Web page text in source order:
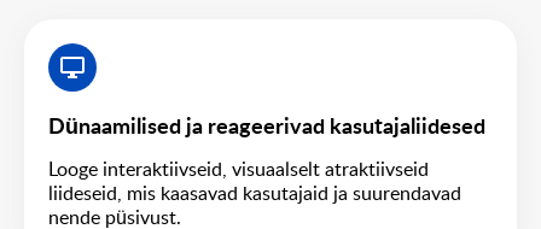
Dünaamilised ja reageerivad kasutajaliidesed
Looge interaktiivseid, visuaalselt atraktiivseid
liideseid, mis kaasavad kasutajaid ja suurendavad
nende püsivust.